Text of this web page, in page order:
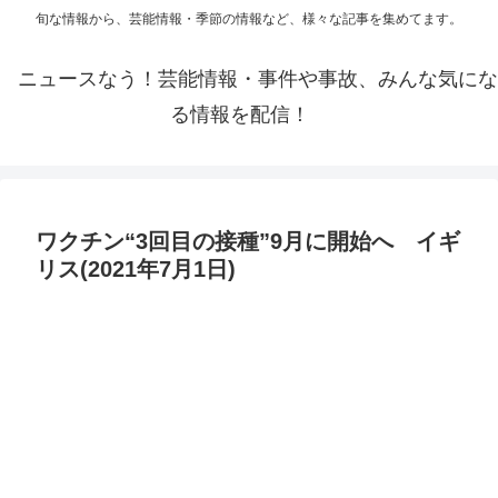
旬な情報から、芸能情報・季節の情報など、様々な記事を集めてます。
ニュースなう！芸能情報・事件や事故、みんな気にな
る情報を配信！
ワクチン“3回目の接種”9月に開始へ イギ
リス(2021年7月1日)